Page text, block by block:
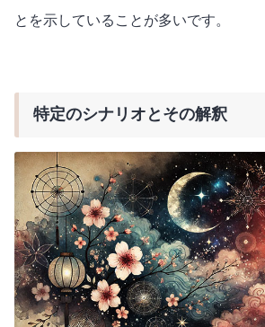
とを示していることが多いです。
特定のシナリオとその解釈